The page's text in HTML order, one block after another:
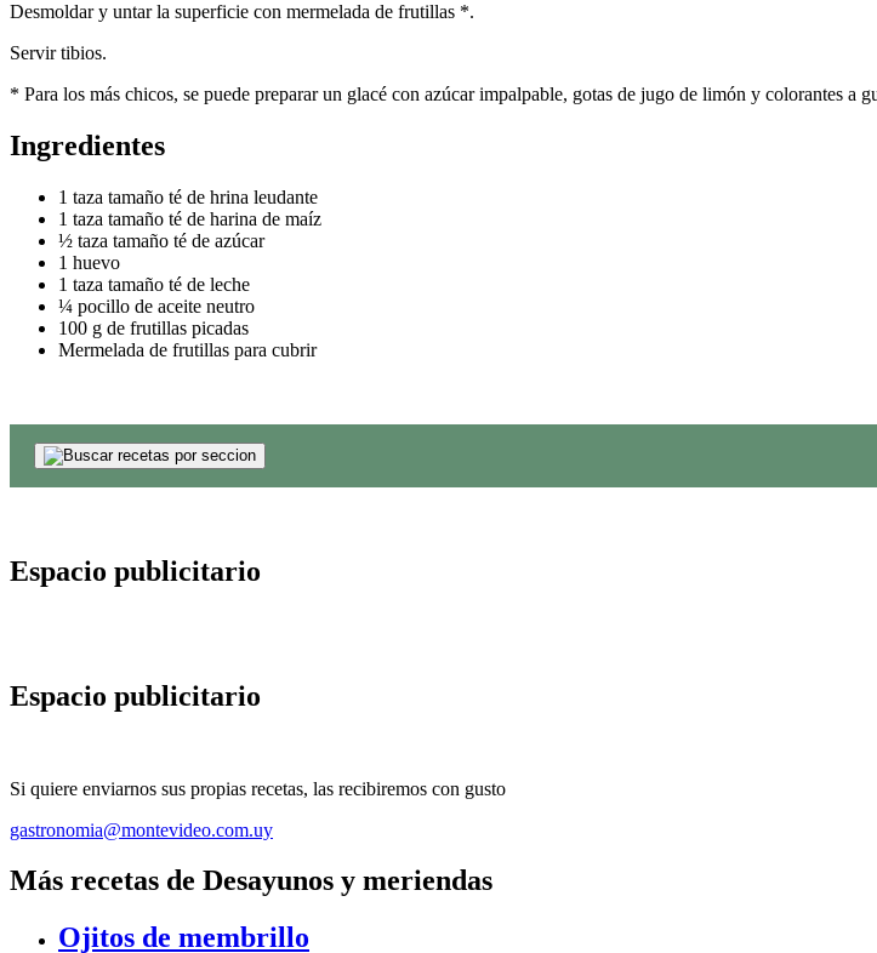
Desmoldar y untar la superficie con mermelada de frutillas *.
Servir tibios.
* Para los más chicos, se puede preparar un glacé con azúcar impalpable, gotas de jugo de limón y colorantes a
Ingredientes
1 taza tamaño té de hrina leudante
1 taza tamaño té de harina de maíz
½ taza tamaño té de azúcar
1 huevo
1 taza tamaño té de leche
¼ pocillo de aceite neutro
100 g de frutillas picadas
Mermelada de frutillas para cubrir
Espacio publicitario
Espacio publicitario
Si quiere enviarnos sus propias recetas, las recibiremos con gusto
gastronomia@montevideo.com.uy
Más recetas de Desayunos y meriendas
Ojitos de membrillo